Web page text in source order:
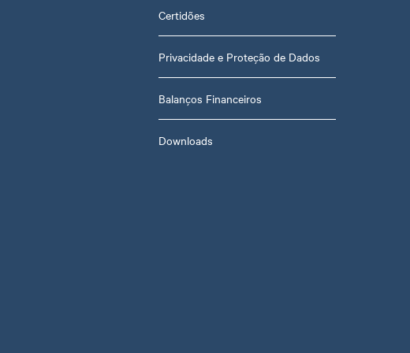
Certidões
Privacidade e Proteção de Dados
Balanços Financeiros
Downloads